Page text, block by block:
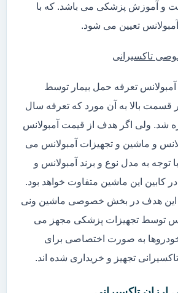
و آموزش پزشکی می باشد. که با
تعیین می شود.
تاکسیرانی
تعرفه حمل بیمار توسط
قسمت بالا به آن مورد که تعرفه سال
شد. ولی اگر هدف از قیمت آمبولانس
و ماشین و تجهیزات آمبولانس می
توجه به مدل نوع و برند آمبولانس و
کابین این ماشین متفاوت خواهد بود.
به این هدف در بخش خصوصی ماشین ونی
توسط تجهیزات پزشکی مجهز می
به صورت اختصاصی برای
تجهیز و خریداری شده اند.